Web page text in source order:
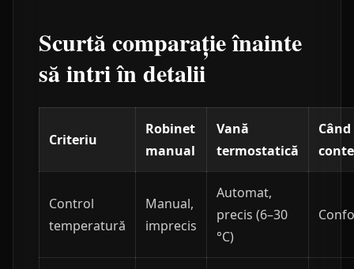
Scurtă comparație înainte
să intri în detalii
Criteriu
Robinet
manual
Vană
termostatică
Când
Control
temperatură
Manual,
imprecis
Automat,
precis (6–30
°C)